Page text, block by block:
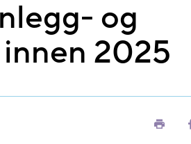
og
2025
Skriv